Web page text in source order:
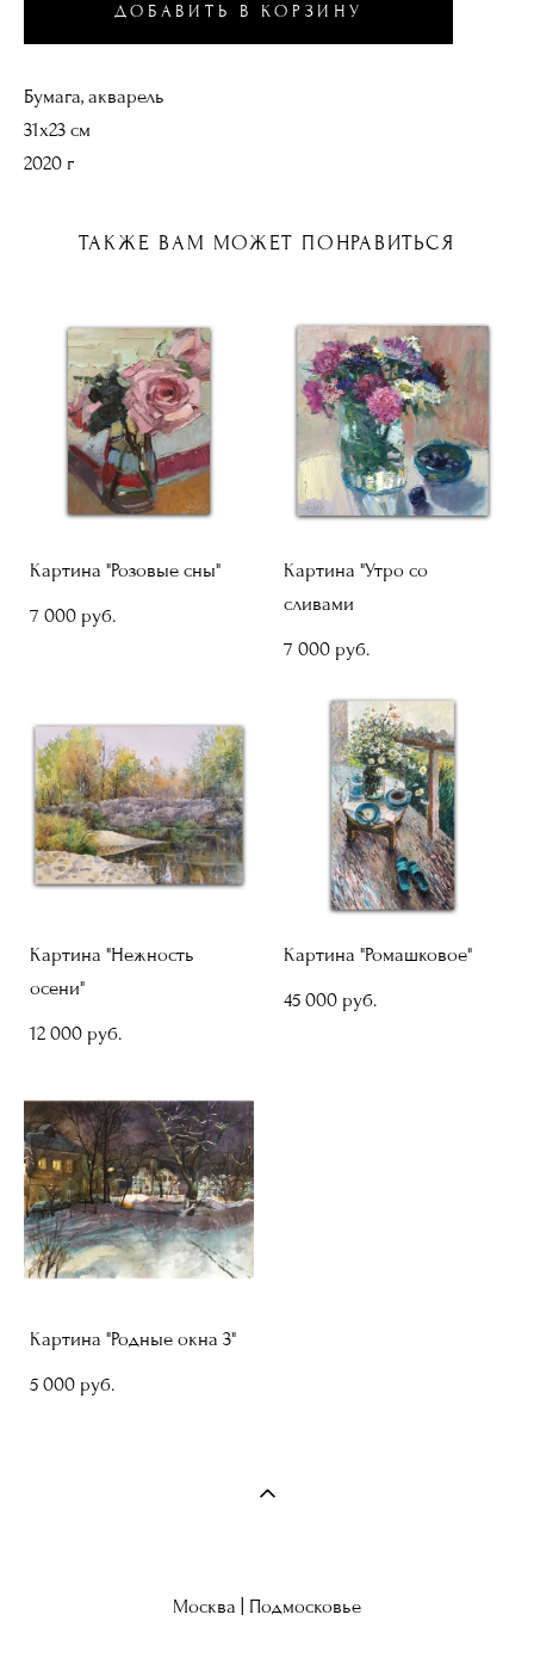
ДОБАВИТЬ В КОРЗИНУ
Бумага, акварель
31х23 см
2020 г
ТАКЖЕ ВАМ МОЖЕТ ПОНРАВИТЬСЯ
Картина "Розовые сны"
7 000 pуб.
Картина "Утро со
сливами
7 000 pуб.
Картина "Нежность
осени"
12 000 pуб.
Картина "Ромашковое"
45 000 pуб.
Картина "Родные окна 3"
5 000 pуб.
Москва | Подмосковье